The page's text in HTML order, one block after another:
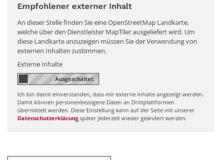
Empfohlener externer Inhalt
An dieser Stelle finden Sie eine OpenStreetMap Landkarte,
welche über den Dienstleister MapTiler ausgeliefert wird. Um
diese Landkarte anzuzeigen müssen Sie der Verwendung von
externen Inhalten zustimmen.
Externe Inhalte
Ich bin damit einverstanden, dass mir externe Inhalte angezeigt werden.
Damit können personenbezogene Daten an Drittplattformen
übermittelt werden. Diese Einstellung kann auf der Seite mit unserer
Datenschutzerklärung später jederzeit wieder geändert werden.